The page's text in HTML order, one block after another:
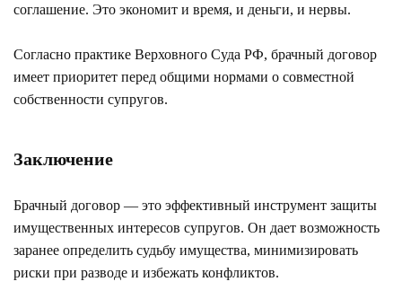
соглашение. Это экономит и время, и деньги, и нервы.
Согласно практике Верховного Суда РФ, брачный договор
имеет приоритет перед общими нормами о совместной
собственности супругов.
Заключение
Брачный договор — это эффективный инструмент защиты
имущественных интересов супругов. Он дает возможность
заранее определить судьбу имущества, минимизировать
риски при разводе и избежать конфликтов.